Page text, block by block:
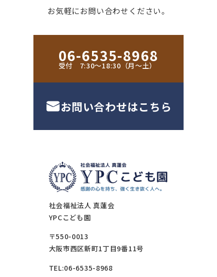
お気軽にお問い合わせください。
06-6535-8968
受付 7:30〜18:30（月〜土）
お問い合わせはこちら
社会福祉法人 真蓮会
YPCこども園
〒550-0013
大阪市西区新町1丁目9番11号
TEL:06-6535-8968